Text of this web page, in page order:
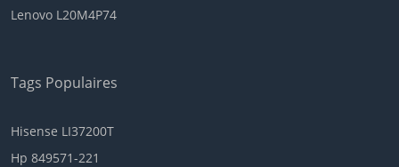
Lenovo L20M4P74
Tags Populaires
Hisense LI37200T
Hp 849571-221